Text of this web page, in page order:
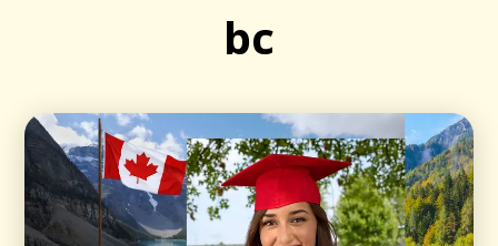
bc